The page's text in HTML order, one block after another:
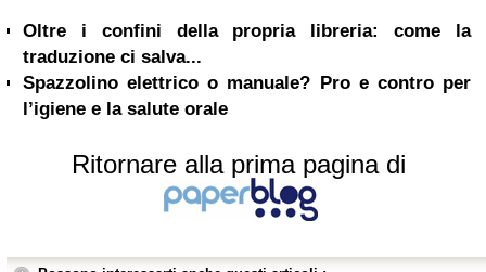
Oltre i confini della propria libreria: come la
traduzione ci salva...
Spazzolino elettrico o manuale? Pro e contro per
l’igiene e la salute orale
Ritornare alla prima pagina di